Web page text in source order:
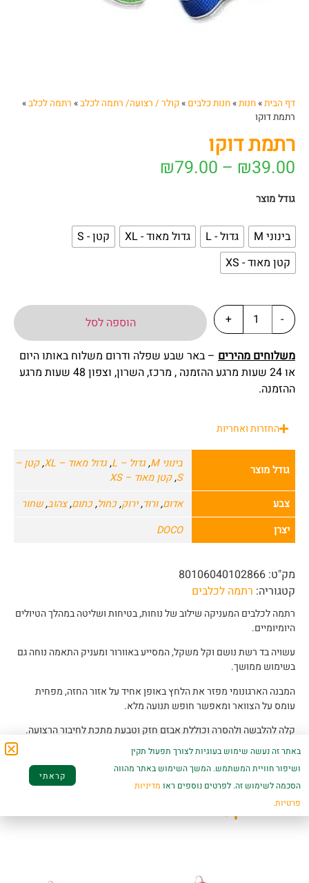
דף הבית»חנות»חנות כלבים »קולר / רצועה/ רתמה לכלב» רתמה לכלב»
רתמת דוקו
רתמת דוקו
₪39.00
–
₪79.00
גודל מוצר
בינוני M גדול - L גדול מאוד - XL
קטן - S
קטן מאוד - XS
-
+
הוספה לסל
משלוחים מהירים – באר שבע שפלה ודרום משלוח באותו היום
או 24 שעות מרגע ההזמנה , מרכז, השרון, וצפון 48 שעות מרגע
ההזמנה.
החזרות ואחריות
גודל מוצר בינוני M ,גדול – L ,גדול מאוד – XL ,קטן –
S
,קטן מאוד – XS
צבע
אדום,ורוד,ירוק,כחול,כתום,צהוב,שחור
יצרן
DOCO
מק"ט: 80106040102866
קטגוריה: רתמה לכלבים
רתמה לכלבים המעניקה שילוב של נוחות, בטיחות ושליטה במהלך הטיולים
היומיומיים.
עשויה בד רשת נושם וקל משקל, המסייע באוורור ומעניק התאמה נוחה גם
בשימוש ממושך.
המבנה הארגונומי מפזר את הלחץ באופן אחיד על אזור החזה, מפחית
עומס על הצוואר ומאפשר חופש תנועה מלא.
קלה להלבשה ולהסרה וכוללת אבזם חזק וטבעת מתכת לחיבור הרצועה.
מוצרים קשורים
באתר זה נעשה שימוש בעוגיות לצורך תפעול תקין
ושיפור חוויית המשתמש. המשך השימוש באתר מהווה
הסכמה לשימוש זה. לפרטים נוספים ראו מדיניות
פרטיות.
קראתי